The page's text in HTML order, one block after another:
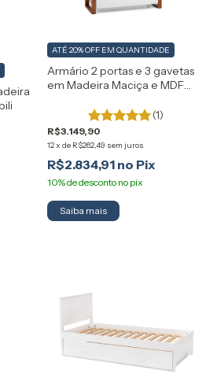
Armário 2 portas e 3 gavetas
em Madeira Maciça e MDF
(1)
R$3.149,90
12x de R$262,49 sem juros
ATÉ 20% OFF EM QUANTIDADE
R$2.834,91
Saiba mais